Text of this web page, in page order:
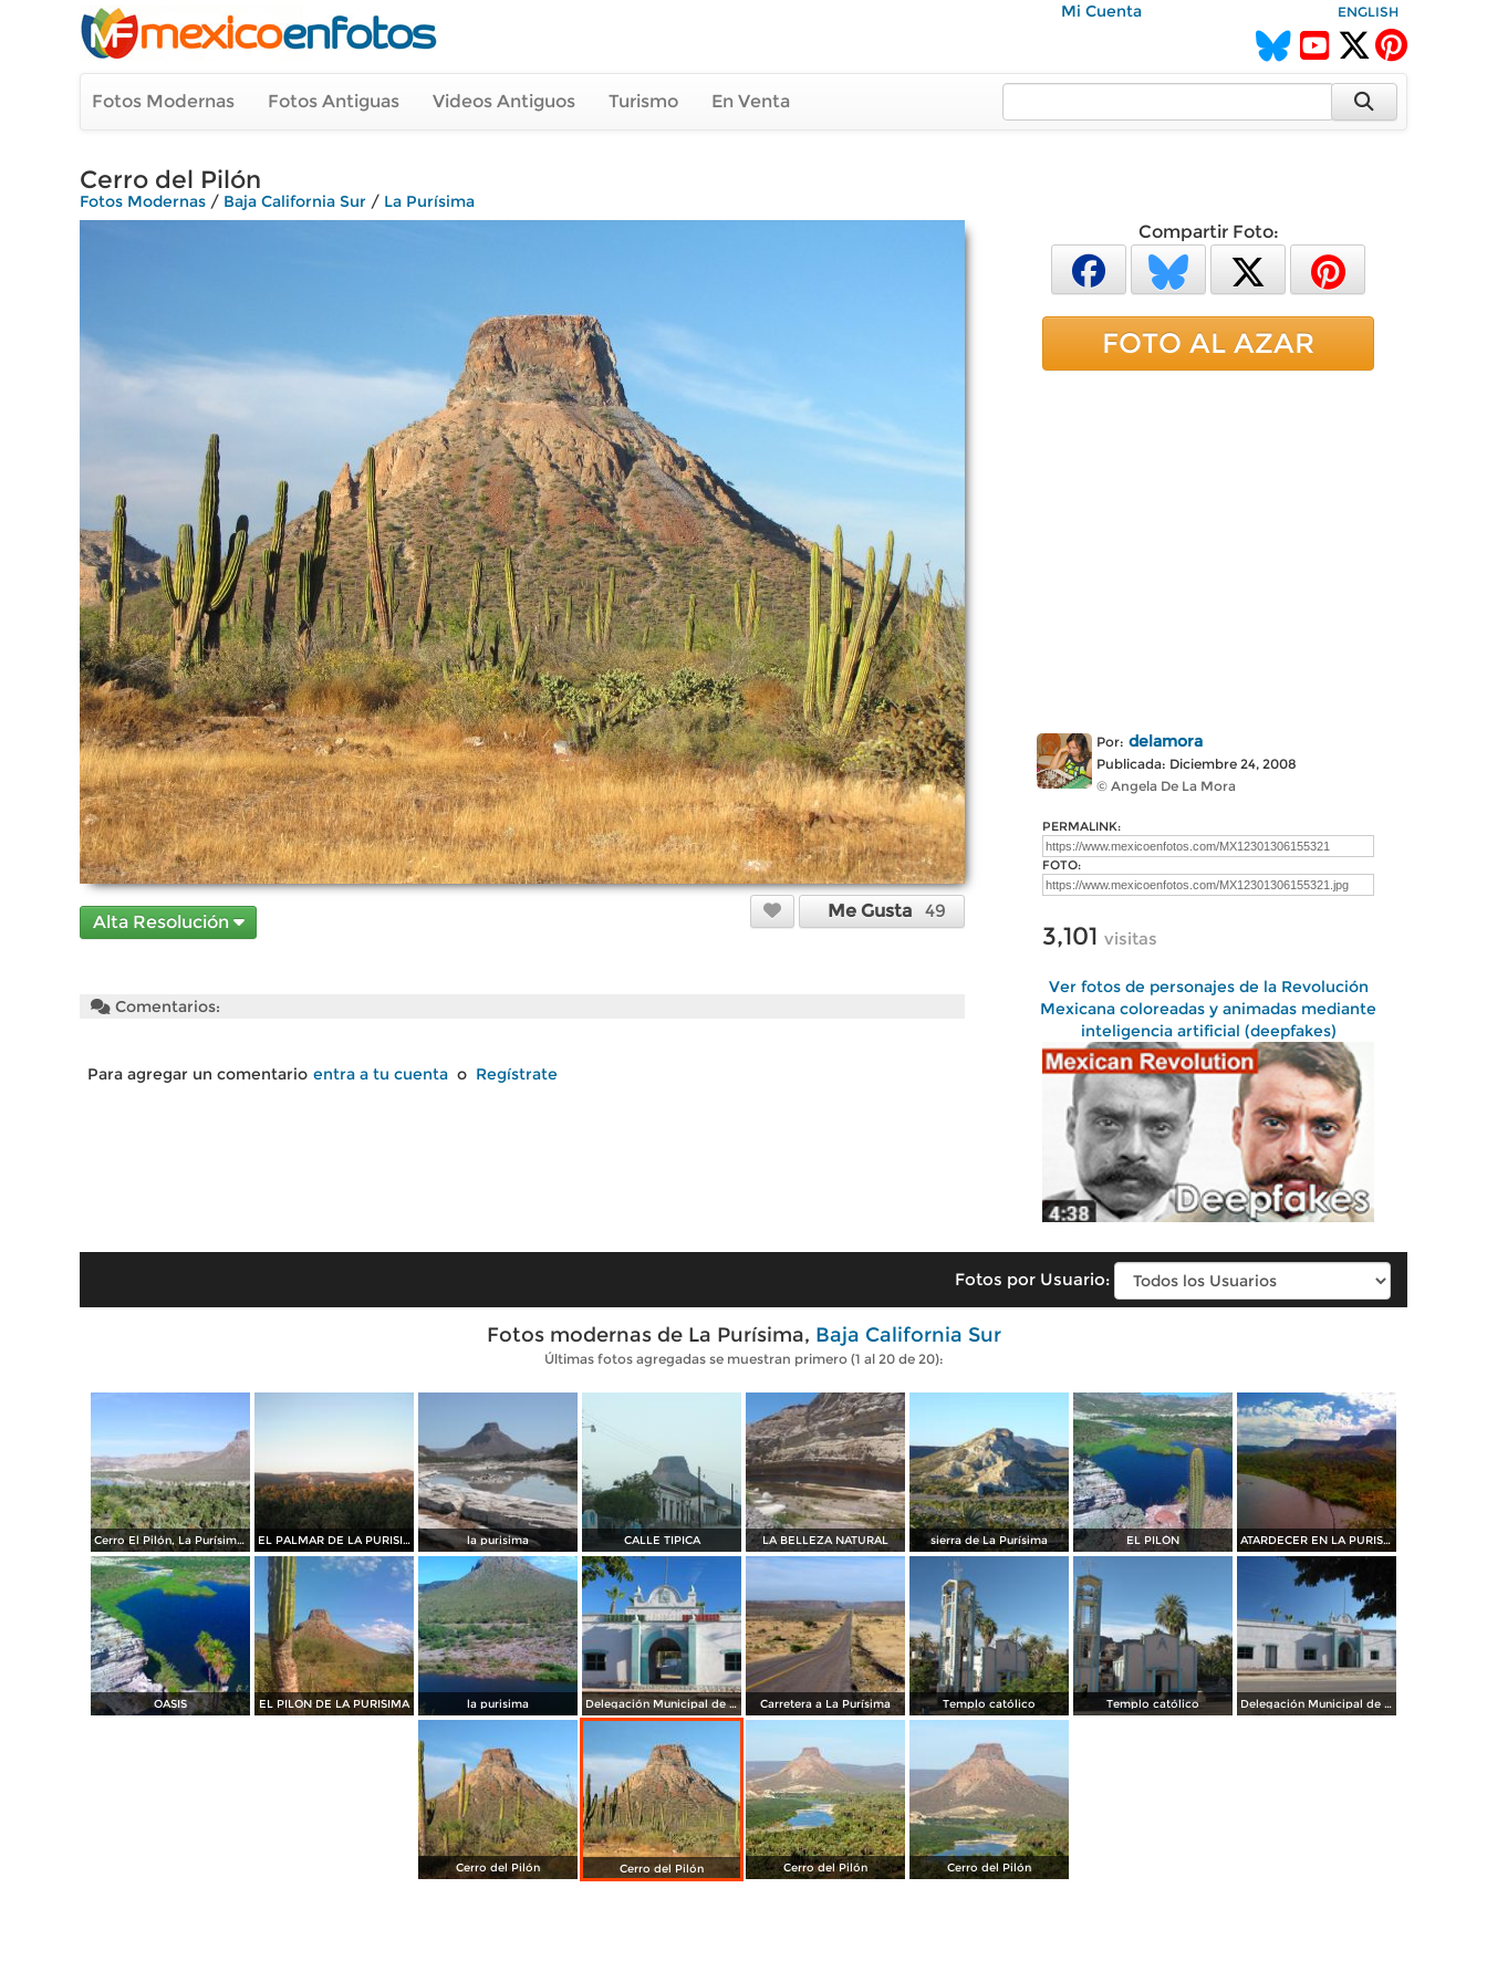
Mi Cuenta ENGLISH
Fotos Modernas Fotos Antiguas Videos Antiguos Turismo En Venta
Cerro del Pilón
Fotos Modernas / Baja California Sur / La Purísima
Alta Resolución
Me Gusta 49
Comentarios:
Para agregar un comentario entra a tu cuenta o Regístrate
Compartir Foto:
FOTO AL AZAR
Por: delamora
Publicada: Diciembre 24, 2008
© Angela De La Mora
PERMALINK:
FOTO:
3,101 visitas
Ver fotos de personajes de la Revolución
Mexicana coloreadas y animadas mediante
inteligencia artificial (deepfakes)
Fotos por Usuario:
Fotos modernas de La Purísima, Baja California Sur
Últimas fotos agregadas se muestran primero (1 al 20 de 20):
Cerro El Pilón, La Purísima Concepción. EL PALMAR DE LA PURISIMA la purisima CALLE TIPICA LA BELLEZA NATURAL sierra de La Purísima EL PILÓN ATARDECER EN LA PURISIMA B.C.S.
OASIS EL PILON DE LA PURISIMA la purisima Delegación Municipal de La Purísima Carretera a La Purísima Templo católico Templo católico Delegación Municipal de La Purísima
Cerro del Pilón Cerro del Pilón Cerro del Pilón Cerro del Pilón